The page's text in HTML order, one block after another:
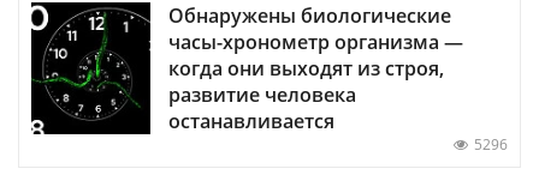
Обнаружены биологические
часы-хронометр организма —
когда они выходят из строя,
развитие человека
останавливается
5296